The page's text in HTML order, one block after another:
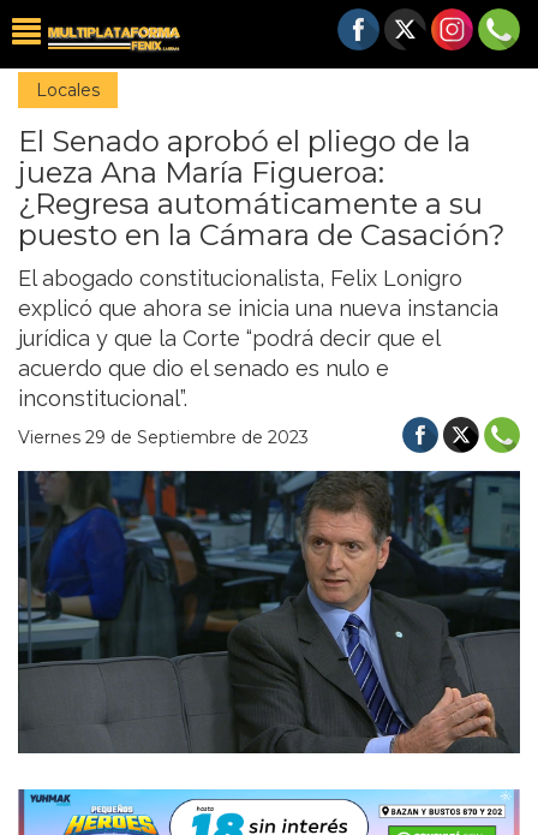
Locales
El Senado aprobó el pliego de la
jueza Ana María Figueroa:
¿Regresa automáticamente a su
puesto en la Cámara de Casación?
El abogado constitucionalista, Felix Lonigro
explicó que ahora se inicia una nueva instancia
jurídica y que la Corte “podrá decir que el
acuerdo que dio el senado es nulo e
inconstitucional”.
Viernes 29 de Septiembre de 2023